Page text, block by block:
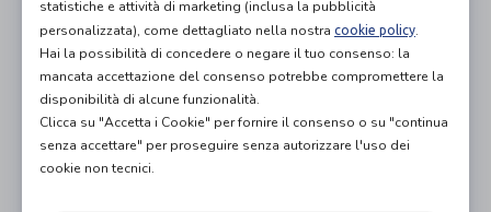
Anello in silicone di stabilizzazione e centraggio
della rotula.
Rivestimento del centraggio rotuleo in silicone
termosaldato.
Zona di decompressione a livello rotuleo.
Zona di decompressione traspirante a livello del
statistiche e attività di marketing (inclusa la pubblicità
personalizzata), come dettagliato nella nostra cookie policy.
Hai la possibilità di concedere o negare il tuo consenso: la
mancata accettazione del consenso potrebbe compromettere la
disponibilità di alcune funzionalità.
Clicca su "Accetta i Cookie" per fornire il consenso o su "continua
senza accettare" per proseguire senza autorizzare l'uso dei
cookie non tecnici.